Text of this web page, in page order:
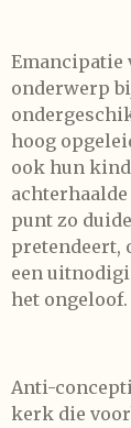
Emancipatie
onderwerp
hoog
ook hun
punt zo
pretendeert,
een
het ongeloof.
Anti-
kerk die